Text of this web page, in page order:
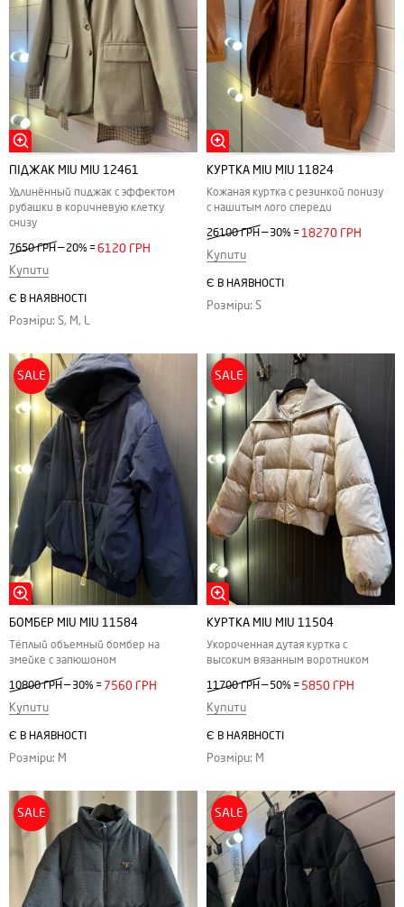
ПІДЖАК MIU MIU 12461
Удлинённый пиджак с эффектом
рубашки в коричневую клетку
снизу
7650 ГРН — 20% =6120 ГРН
Купити
Є В НАЯВНОСТІ
Розміри: S, M, L
КУРТКА MIU MIU 11824
Кожаная куртка с резинкой понизу
с нашитым лого спереди
26100 ГРН — 30% = 18270 ГРН
Купити
Є В НАЯВНОСТІ
Розміри: S
SALE
БОМБЕР MIU MIU 11584
Тёплый объемный бомбер на
змейке с запюшоном
10800 ГРН— 30% = 7560 ГРН
Купити
Є В НАЯВНОСТІ
Розміри: M
SALE
КУРТКА MIU MIU 11504
Укороченная дутая куртка с
высоким вязанным воротником
11700 ГРН— 50% = 5850 ГРН
Купити
Є В НАЯВНОСТІ
Розміри: M
SALE SALE